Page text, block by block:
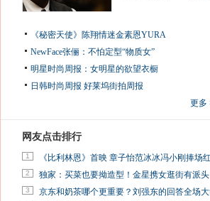
《秘密天使》陈翔情迷金素恩YURA
NewFace张俪：不怕定型“物质女”
明星时尚周报：女明星的欲望衣橱
日韩时尚周报 好莱坞街拍周报
更多
网友点击排行
1 《比利林恩》首映 章子怡范冰冰冯小刚捧场
2 独家：买菜也要拗造型！金星携女逛街有派头
3 京东和奶茶哪个更重要？刘强东的回答全场大